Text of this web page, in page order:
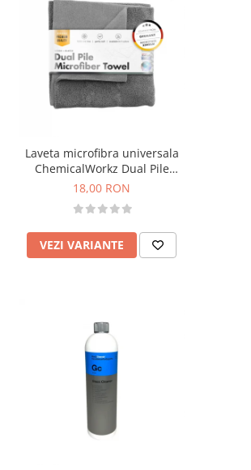
Laveta microfibra universala
ChemicalWorkz Dual Pile
Towel 350GSM, 40×40cm
18,00 RON
VEZI VARIANTE